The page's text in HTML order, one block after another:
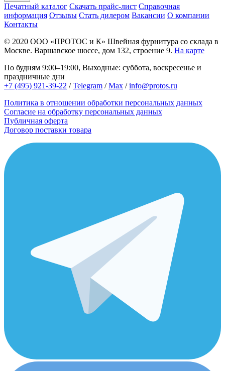
Печатный каталог Скачать прайс-лист Справочная
информация Отзывы Стать дилером Вакансии О компании
Контакты
© 2020 ООО «ПРОТОС и К» Швейная фурнитура со склада в
Москве. Варшавское шоссе, дом 132, строение 9. На карте
По будням 9:00–19:00, Выходные: суббота, воскресенье и
праздничные дни
+7 (495) 921-39-22 /Telegram /Max /info@protos.ru
Политика в отношении обработки персональных данных
Согласие на обработку персональных данных
Публичная оферта
Договор поставки товара